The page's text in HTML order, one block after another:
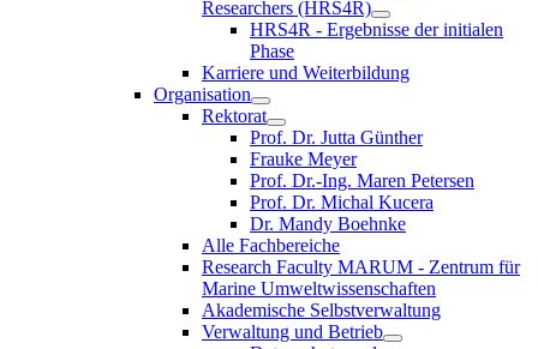
Researchers (HRS4R)
HRS4R - Ergebnisse der initialen
Phase
Karriere und Weiterbildung
Organisation
Rektorat
Prof. Dr. Jutta Günther
Frauke Meyer
Prof. Dr.-Ing. Maren Petersen
Prof. Dr. Michal Kucera
Dr. Mandy Boehnke
Alle Fachbereiche
Research Faculty MARUM - Zentrum für
Marine Umweltwissenschaften
Akademische Selbstverwaltung
Verwaltung und Betrieb